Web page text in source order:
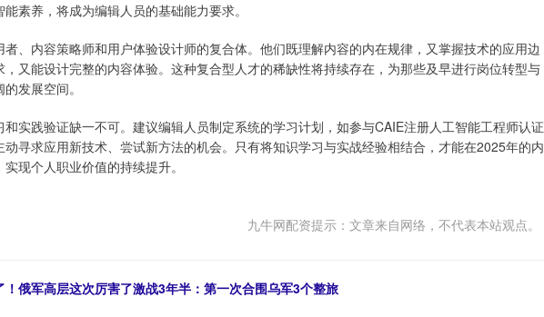
素养，将成为编辑人员的基础能力要求。
、内容策略师和用户体验设计师的复合体。他们既理解内容的内在规律，又掌握技术的应用边
又能设计完整的内容体验。这种复合型人才的稀缺性将持续存在，为那些及早进行岗位转型与
发展空间。
实践验证缺一不可。建议编辑人员制定系统的学习计划，如参与CAIE注册人工智能工程师认证
寻求应用新技术、尝试新方法的机会。只有将知识学习与实战经验相结合，才能在2025年的内
现个人职业价值的持续提升。
九牛网配资提示：文章来自网络，不代表本站观点。
！俄军高层这次厉害了激战3年半：第一次合围乌军3个整旅